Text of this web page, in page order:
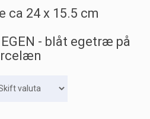
ca 24 x 15.5 cm
- blåt egetræ på